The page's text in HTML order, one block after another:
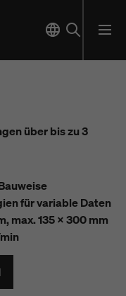
über bis zu 3
für variable Daten
max. 135 x 300 mm